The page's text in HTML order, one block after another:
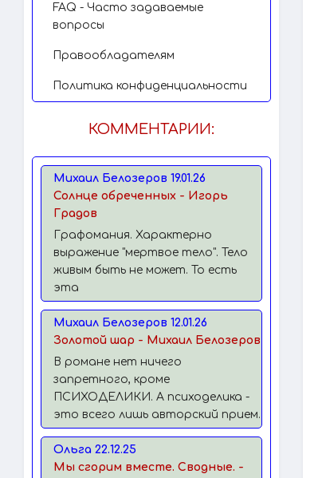
FAQ - Часто задаваемые
вопросы
Правообладателям
Политика конфиденциальности
КОММЕНТАРИИ:
Михаил Белозеров 19.01.26
Солнце обреченных - Игорь
Градов
Графомания. Характерно
выражение "мертвое тело". Тело
живым быть не может. То есть
эта
Михаил Белозеров 12.01.26
Золотой шар - Михаил Белозеров
В романе нет ничего
запретного, кроме
ПСИХОДЕЛИКИ. А психоделика -
это всего лишь авторский прием.
Ольга 22.12.25
Мы сгорим вместе. Сводные. -